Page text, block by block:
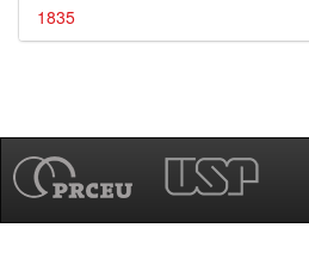
1835